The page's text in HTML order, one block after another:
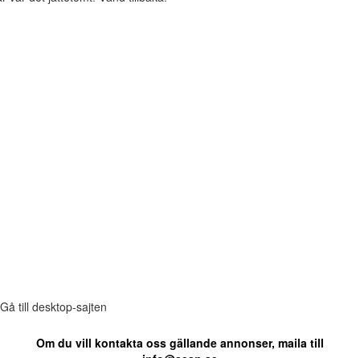
Gå till desktop-sajten
Om du vill kontakta oss gällande annonser, maila till